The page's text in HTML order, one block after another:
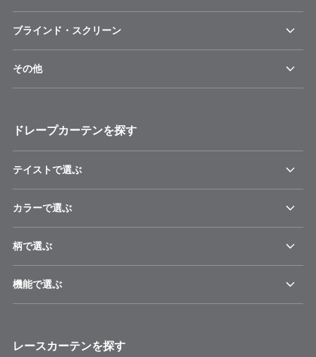
ブラインド・スクリーン
その他
ドレープカーテンを探す
テイストで選ぶ
カラーで選ぶ
柄で選ぶ
機能で選ぶ
レースカーテンを探す